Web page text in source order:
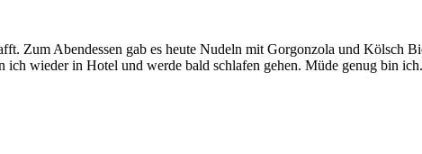
Zum Abendessen gab es heute Nudeln mit Gorgonzola und Kölsch
wieder in Hotel und werde bald schlafen gehen. Müde genug bin ich.